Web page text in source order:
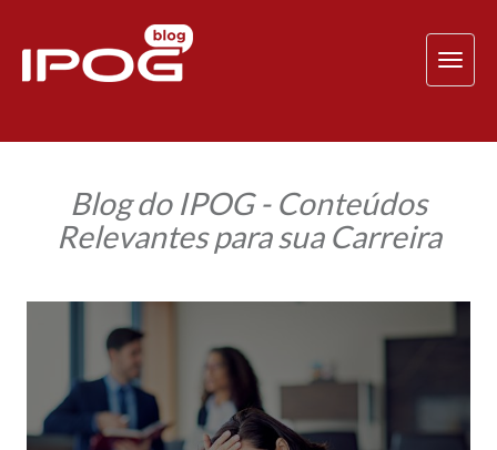
Blog do IPOG - Conteúdos
Relevantes para sua Carreira
Transtornos
principais
causas
de
afastamento